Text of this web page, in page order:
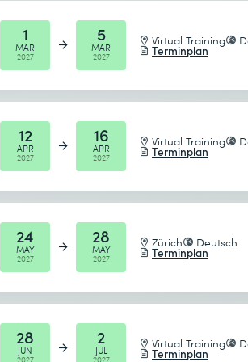
1
MAR
2027
5
MAR
2027
Virtual Training
Terminplan
12
APR
2027
16
APR
2027
Virtual Training
Terminplan
24
MAY
2027
28
MAY
2027
Zürich Deutsch
Terminplan
28
JUN
2
JUL
Virtual Training
Terminplan